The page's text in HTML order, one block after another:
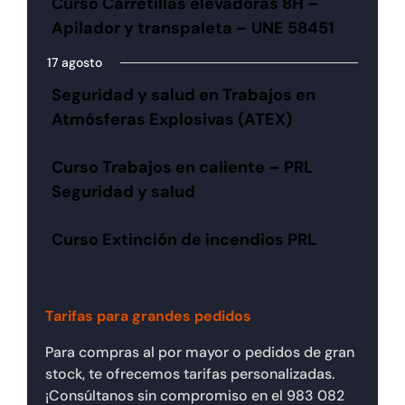
Apilador y transpaleta – UNE 58451
17 agosto
Seguridad y salud en Trabajos en
Atmósferas Explosivas (ATEX)
Curso Trabajos en caliente – PRL
Seguridad y salud
Curso Extinción de incendios PRL
Tarifas para grandes pedidos
Para compras al por mayor o pedidos de gran
stock, te ofrecemos tarifas personalizadas.
¡Consúltanos sin compromiso en el 983 082